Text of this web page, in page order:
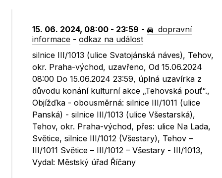
15. 06. 2024, 08:00 - 23:59 -
dopravní
informace -odkaz na událost
silnice III/1013 (ulice Svatojánská náves), Tehov,
okr. Praha-východ, uzavřeno, Od 15.06.2024
08:00 Do 15.06.2024 23:59, úplná uzavírka z
důvodu konání kulturní akce „Tehovská pouť“.,
Objížďka - obousměrná: silnice III/1011 (ulice
Panská) - silnice III/1013 (ulice Všestarská),
Tehov, okr. Praha-východ, přes: ulice Na Lada,
Světice, silnice III/1012 (Všestary), Tehov –
III/1011 Světice – III/1012 – Všestary - III/1013,
Vydal: Městský úřad Říčany